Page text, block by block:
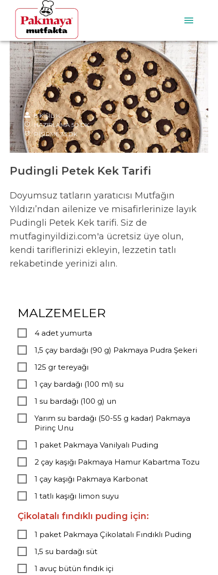
8 KİŞİLİK
HAZIRLAMA 50 DK
PİŞİRME 35 DK
Pudingli Petek Kek Tarifi
Doyumsuz tatların yaratıcısı Mutfağın
Yıldızı’ndan ailenize ve misafirlerinize layık
Pudingli Petek Kek tarifi. Siz de
mutfaginyildizi.com'a ücretsiz üye olun,
kendi tariflerinizi ekleyin, lezzetin tatlı
rekabetinde yerinizi alın.
MALZEMELER
4 adet yumurta
1,5 çay bardağı (90 g) Pakmaya Pudra Şekeri
125 gr tereyağı
1 çay bardağı (100 ml) su
1 su bardağı (100 g) un
Yarım su bardağı (50-55 g kadar) Pakmaya
Pirinç Unu
1 paket Pakmaya Vanilyalı Puding
2 çay kaşığı Pakmaya Hamur Kabartma Tozu
1 çay kaşığı Pakmaya Karbonat
1 tatlı kaşığı limon suyu
Çikolatalı fındıklı puding için:
1 paket Pakmaya Çikolatalı Fındıklı Puding
1,5 su bardağı süt
1 avuç bütün fındık içi